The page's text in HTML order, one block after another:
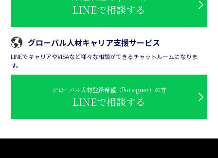
LINEで相談する
グローバル人材キャリア支援サービス
LINEでキャリアやVISAなど様々な相談ができるチャットルームになりま
す。
グローバル人材登録希望（Foreigner）の方
LINEで相談する